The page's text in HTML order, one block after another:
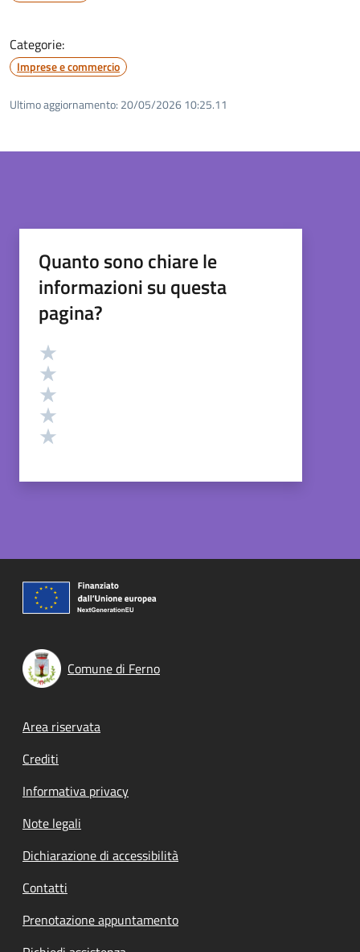
Categorie:
Imprese e commercio
Ultimo aggiornamento: 20/05/2026 10:25.11
Quanto sono chiare le
informazioni su questa
pagina?
Valutazione
Comune di Ferno
Footer menu
Area riservata
Crediti
Informativa privacy
Note legali
Dichiarazione di accessibilità
Contatti
Prenotazione appuntamento